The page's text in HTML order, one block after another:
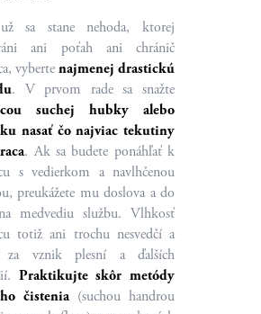
sa stane nehoda, ktorej
ani poťah ani chránič
vybertenajmenej drastickú
. V prvom rade sa snažte
suchej hubky alebo
nasať čo najviac tekutiny
. Ak sa budete ponáhľať k
s vedierkom a navlhčenou
preukážete mu doslova a do
medvediu službu. Vlhkosť
totiž ani trochu nesvedčí a
za vznik plesní a ďalších
Praktikujte skôr metódy
čistenia(suchou handrou